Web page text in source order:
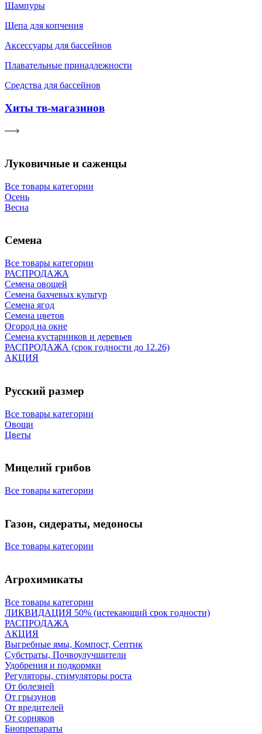
Шампуры
Щепа для копчения
Аксессуары для бассейнов
Плавательные принадлежности
Средства для бассейнов
Хиты тв-магазинов
Луковичные и саженцы
Все товары категории
Осень
Весна
Семена
Все товары категории
РАСПРОДАЖА
Семена овощей
Семена бахчевых культур
Семена ягод
Семена цветов
Огород на окне
Семена кустарников и деревьев
РАСПРОДАЖА (срок годности до 12.26)
АКЦИЯ
Русский размер
Все товары категории
Овощи
Цветы
Мицелий грибов
Все товары категории
Газон, сидераты, медоносы
Все товары категории
Агрохимикаты
Все товары категории
ЛИКВИДАЦИЯ 50% (истекающий срок годности)
РАСПРОДАЖА
АКЦИЯ
Выгребные ямы, Компост, Септик
Субстраты, Почвоулучшители
Удобрения и подкормки
Регуляторы, стимуляторы роста
От болезней
От грызунов
От вредителей
От сорняков
Биопрепараты